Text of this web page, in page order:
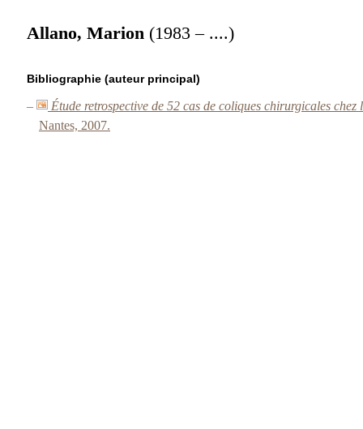
Allano, Marion (1983 – ....)
Bibliographie (auteur principal)
–
Étude retrospective de 52 cas de coliques chirurgicales
Nantes, 2007.